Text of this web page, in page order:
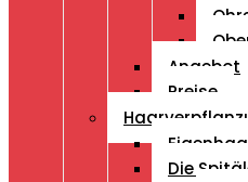
Angebot
Preise
Die